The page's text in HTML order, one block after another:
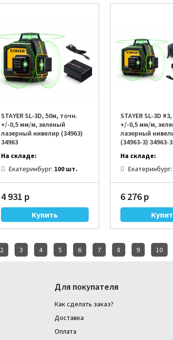
STAYER SL-3D, 50м, точн.
+/-0,5 мм/м, зеленый
лазерный нивелир (34963)
34963
На складе:
Екатеринбург: 100 шт.
4 931 р
STAYER SL-3D
+/-0,5 мм/м,
лазерный
(34963-3) 34963-3
На складе:
Екатеринбург:
6 276 р
2 3 4 5 6 7 8 9 10
Для покупателя
Как сделать заказ?
Доставка
Оплата